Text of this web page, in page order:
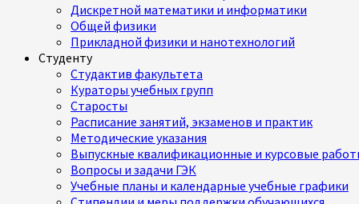
Дискретной математики и информатики
Общей физики
Прикладной физики и нанотехнологий
Студенту
Студактив факультета
Кураторы учебных групп
Старосты
Расписание занятий, экзаменов и практик
Методические указания
Выпускные квалификационные и курсовые
Вопросы и задачи ГЭК
Учебные планы и календарные учебные графики